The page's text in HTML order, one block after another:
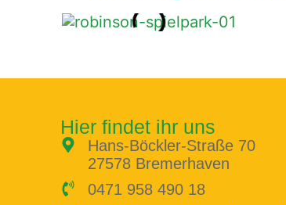
im Kinderprojekt
Hier findet ihr uns
Hans-Böckler-Straße 70
27578 Bremerhaven
0471 958 490 18